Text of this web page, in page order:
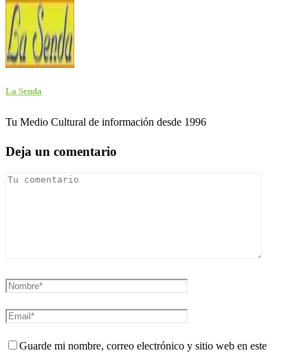
La Senda
Tu Medio Cultural de información desde 1996
Deja un comentario
Guarde mi nombre, correo electrónico y sitio web en este